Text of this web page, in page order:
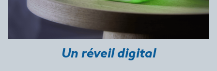
Un réveil digital